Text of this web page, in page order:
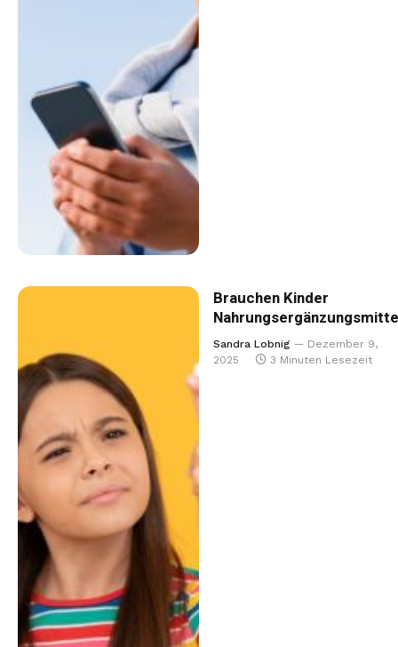
Brauchen Kinder
Sandra Lobnig
Dezember 9,
2025
3 Minuten Lesezeit